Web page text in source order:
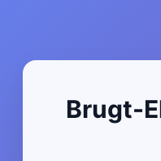
Brugt-